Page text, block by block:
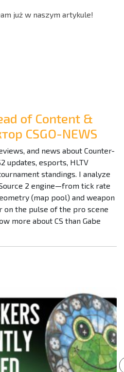
już w naszym artykule!
of Content &
CSGO-NEWS
and news about Counter-
updates, esports, HLTV
standings. I analyze
2 engine—from tick rate
(map pool) and weapon
on the pulse of the pro scene
more about CS than Gabe